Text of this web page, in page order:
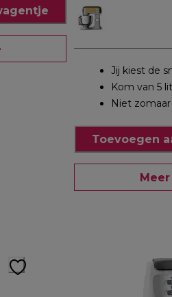
Jij kiest de
Kom van 5
Niet
Toevoegen